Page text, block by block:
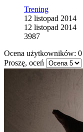
Trening
12 listopad 2014
12 listopad 2014
3987
Ocena użytkowników: 0
Proszę, oceń